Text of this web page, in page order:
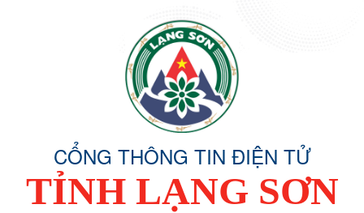
CỔNG THÔNG TIN ĐIỆN TỬ
TỈNH LẠNG SƠN